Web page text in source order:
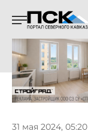
31 мая 2024, 05:20